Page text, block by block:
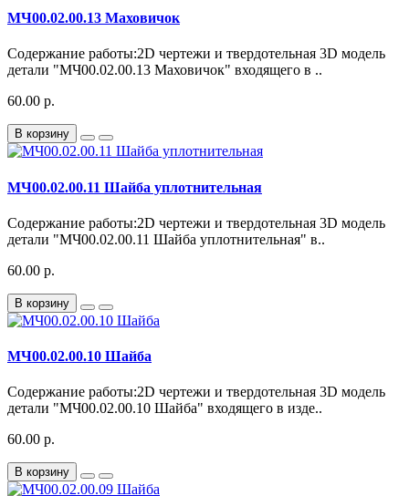
МЧ00.02.00.13 Маховичок
Содержание работы:2D чертежи и твердотельная 3D модель
детали "МЧ00.02.00.13 Маховичок" входящего в ..
60.00 р.
В корзину
МЧ00.02.00.11 Шайба уплотнительная
Содержание работы:2D чертежи и твердотельная 3D модель
детали "МЧ00.02.00.11 Шайба уплотнительная" в..
60.00 р.
В корзину
МЧ00.02.00.10 Шайба
Содержание работы:2D чертежи и твердотельная 3D модель
детали "МЧ00.02.00.10 Шайба" входящего в изде..
60.00 р.
В корзину